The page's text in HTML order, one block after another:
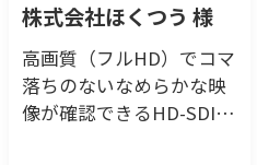
株式会社ほくつう 様
高画質（フルHD）でコマ
落ちのないなめらかな映
像が確認できるHD-SDI防